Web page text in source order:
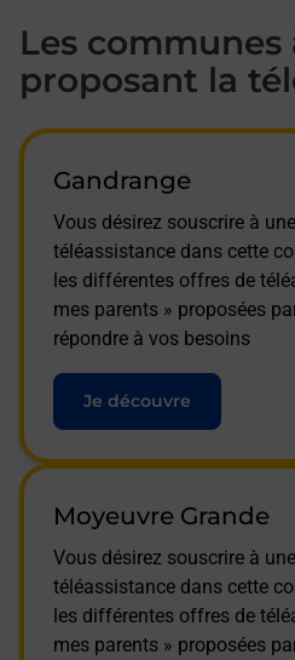
Les
proposant la
Gandrange
Vous désirez souscrire à
téléassistance dans cette
les différentes offres de
mes parents » proposées
répondre à vos besoins
Je découvre
Moyeuvre Grande
Vous désirez souscrire à
téléassistance dans cette
les différentes offres de
mes parents » proposées